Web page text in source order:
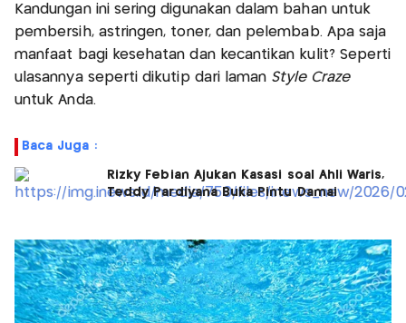
Kandungan ini sering digunakan dalam bahan untuk
pembersih, astringen, toner, dan pelembab. Apa saja
manfaat bagi kesehatan dan kecantikan kulit? Seperti
ulasannya seperti dikutip dari laman Style Craze
untuk Anda.
Baca Juga :
Rizky Febian Ajukan Kasasi soal Ahli Waris,
Teddy Pardiyana Buka Pintu Damai